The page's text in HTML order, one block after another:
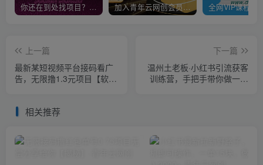
你还在到处找项目？还在当韭菜？我靠卖项目一个月收入5万+，曾经我也是个失败者。 加入青年云网创会员，全站资源免费学习。加入高级合伙人，推广日入1000+
上一篇
最新某短视频平台接码看广
告，无限撸1.3元项目【软件
下一篇
温州土老板·小红书引流获客
训练营，手把手带你做一个
相关推荐